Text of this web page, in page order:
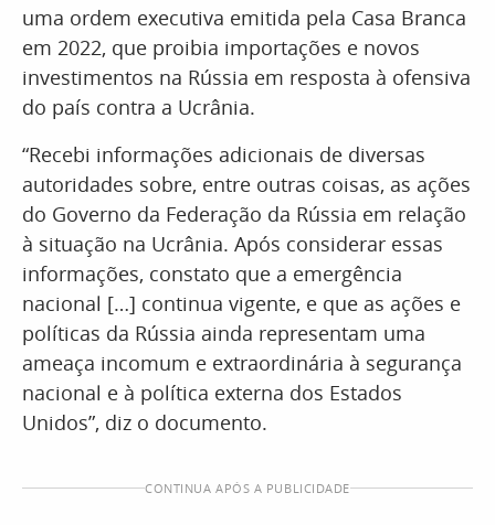
uma ordem executiva emitida pela Casa Branca
em 2022, que proibia importações e novos
investimentos na Rússia em resposta à ofensiva
do país contra a Ucrânia.
“Recebi informações adicionais de diversas
autoridades sobre, entre outras coisas, as ações
do Governo da Federação da Rússia em relação
à situação na Ucrânia. Após considerar essas
informações, constato que a emergência
nacional […] continua vigente, e que as ações e
políticas da Rússia ainda representam uma
ameaça incomum e extraordinária à segurança
nacional e à política externa dos Estados
Unidos”, diz o documento.
CONTINUA APÓS A PUBLICIDADE